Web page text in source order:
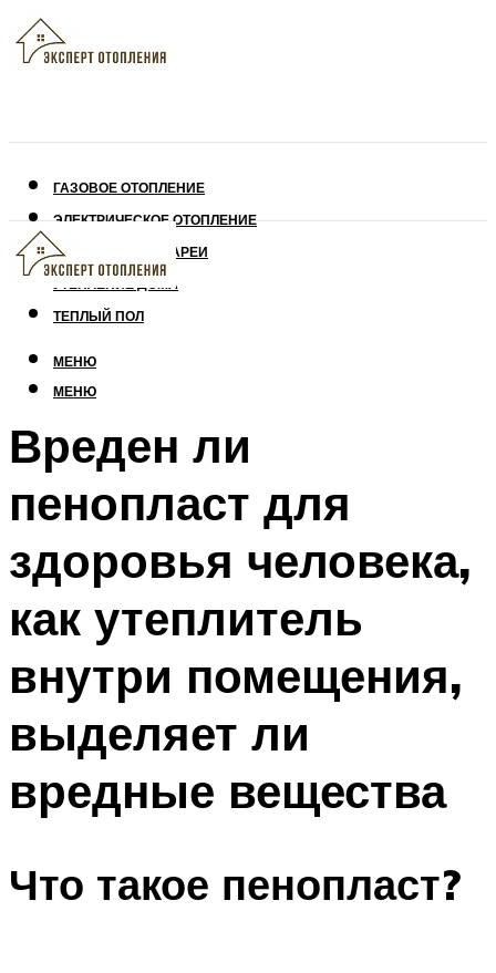
ГАЗОВОЕ ОТОПЛЕНИЕ
ЭЛЕКТРИЧЕСКОЕ ОТОПЛЕНИЕ
СОЛНЕЧНЫЕ БАТАРЕИ
УТЕПЛЕНИЕ ДОМА
ТЕПЛЫЙ ПОЛ
МЕНЮ
МЕНЮ
Вреден ли
пенопласт для
здоровья человека,
как утеплитель
внутри помещения,
выделяет ли
вредные вещества
Что такое пенопласт?